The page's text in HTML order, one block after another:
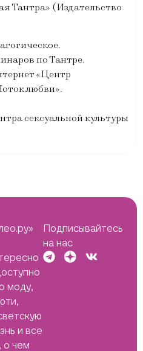
Тантра» (Издательство
по Тантре.
«Центр
любви».
сексуальной культуры
моду,
и все
о чем
Подписывайтесь
на нас